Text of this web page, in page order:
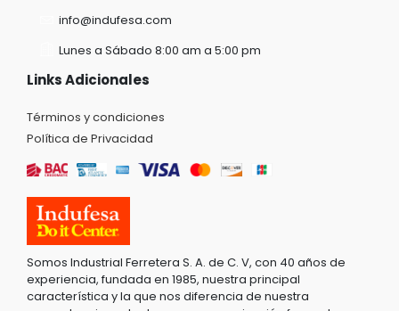
info@indufesa.com
Lunes a Sábado 8:00 am a 5:00 pm
Links Adicionales
Términos y condiciones
Política de Privacidad
Somos Industrial Ferretera S. A. de C. V, con 40 años de
experiencia, fundada en 1985, nuestra principal
característica y la que nos diferencia de nuestra